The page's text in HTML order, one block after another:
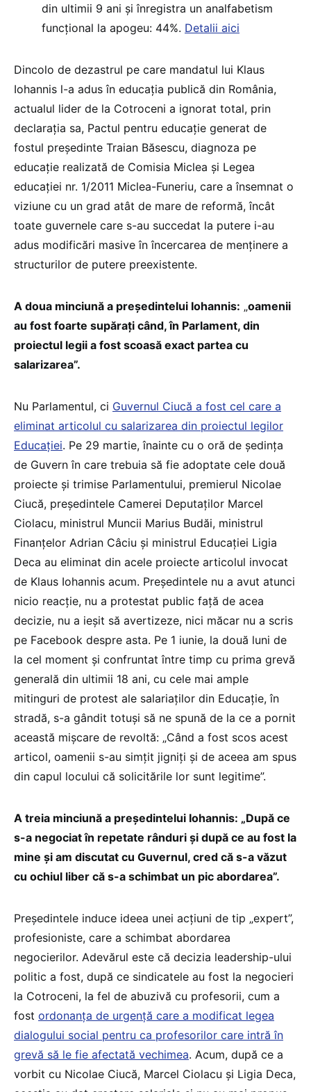
din ultimii 9 ani și înregistra un analfabetism
funcțional la apogeu: 44%. Detalii aici
Dincolo de dezastrul pe care mandatul lui Klaus
Iohannis l-a adus în educația publică din România,
actualul lider de la Cotroceni a ignorat total, prin
declarația sa, Pactul pentru educație generat de
fostul președinte Traian Băsescu, diagnoza pe
educație realizată de Comisia Miclea și Legea
educației nr. 1/2011 Miclea-Funeriu, care a însemnat o
viziune cu un grad atât de mare de reformă, încât
toate guvernele care s-au succedat la putere i-au
adus modificări masive în încercarea de menținere a
structurilor de putere preexistente.
A doua minciună a președintelui Iohannis: „oamenii
au fost foarte supărați când, în Parlament, din
proiectul legii a fost scoasă exact partea cu
salarizarea”.
Nu Parlamentul, ci Guvernul Ciucă a fost cel care a
eliminat articolul cu salarizarea din proiectul legilor
Educației. Pe 29 martie, înainte cu o oră de ședința
de Guvern în care trebuia să fie adoptate cele două
proiecte și trimise Parlamentului, premierul Nicolae
Ciucă, președintele Camerei Deputaților Marcel
Ciolacu, ministrul Muncii Marius Budăi, ministrul
Finanțelor Adrian Câciu și ministrul Educației Ligia
Deca au eliminat din acele proiecte articolul invocat
de Klaus Iohannis acum. Președintele nu a avut atunci
nicio reacție, nu a protestat public față de acea
decizie, nu a ieșit să avertizeze, nici măcar nu a scris
pe Facebook despre asta. Pe 1 iunie, la două luni de
la cel moment și confruntat între timp cu prima grevă
generală din ultimii 18 ani, cu cele mai ample
mitinguri de protest ale salariaților din Educație, în
stradă, s-a gândit totuși să ne spună de la ce a pornit
această mișcare de revoltă: „Când a fost scos acest
articol, oamenii s-au simțit jigniți și de aceea am spus
din capul locului că solicitările lor sunt legitime”.
A treia minciună a președintelui Iohannis: „După ce
s-a negociat în repetate rânduri și după ce au fost la
mine și am discutat cu Guvernul, cred că s-a văzut
cu ochiul liber că s-a schimbat un pic abordarea”.
Președintele induce ideea unei acțiuni de tip „expert”,
profesioniste, care a schimbat abordarea
negocierilor. Adevărul este că decizia leadership-ului
politic a fost, după ce sindicatele au fost la negocieri
la Cotroceni, la fel de abuzivă cu profesorii, cum a
fost ordonanța de urgență care a modificat legea
dialogului social pentru ca profesorilor care intră în
grevă să le fie afectată vechimea. Acum, după ce a
vorbit cu Nicolae Ciucă, Marcel Ciolacu și Ligia Deca,